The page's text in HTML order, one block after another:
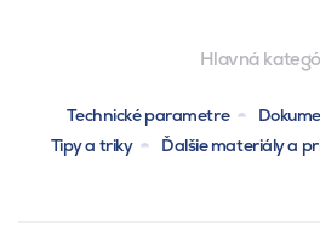
Hlavná
Technické parametre
Tipy a triky
Ďalšie materiály a